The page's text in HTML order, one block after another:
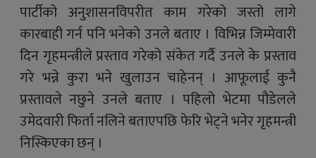
पार्टीको अनुशासनविपरीत काम गरेको जस्तो लागे
कारबाही गर्न पनि भनेको उनले बताए । विभिन्न जिम्मेवारी
दिन गृहमन्त्रीले प्रस्ताव गरेको संकेत गर्दै उनले के प्रस्ताव
गरे भन्ने कुरा भने खुलाउन चाहेनन् । आफूलाई कुनै
प्रस्तावले नछुने उनले बताए । पहिलो भेटमा पौडेलले
उमेदवारी फिर्ता नलिने बताएपछि फेरि भेट्ने भनेर गृहमन्त्री
निस्किएका छन् ।